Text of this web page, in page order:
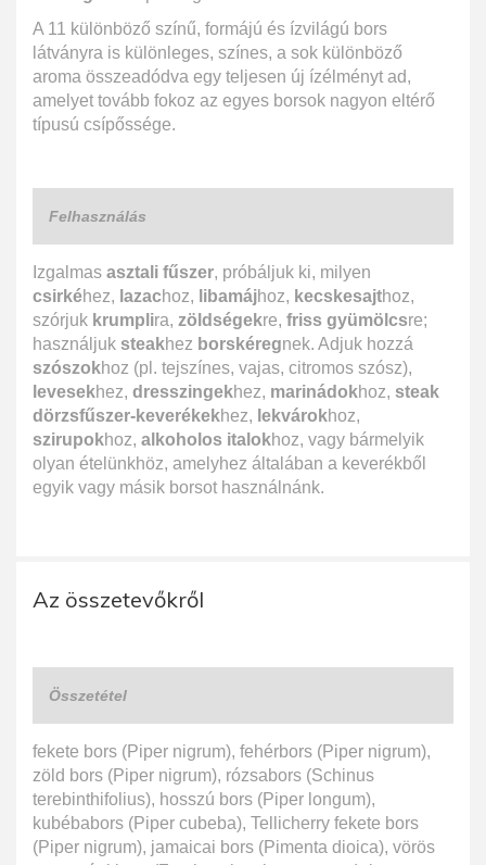
A 11 különböző színű, formájú és ízvilágú bors
látványra is különleges, színes, a sok különböző
aroma összeadódva egy teljesen új ízélményt ad,
amelyet tovább fokoz az egyes borsok nagyon eltérő
típusú csípőssége.
Felhasználás
Izgalmas asztali fűszer, próbáljuk ki, milyen
csirkéhez, lazachoz, libamájhoz, kecskesajthoz,
szórjuk krumplira, zöldségekre, friss gyümölcsre;
használjuk steakhez borskéregnek. Adjuk hozzá
szószokhoz (pl. tejszínes, vajas, citromos szósz),
levesekhez, dresszingekhez, marinádokhoz, steak
dörzsfűszer-keverékekhez, lekvárokhoz,
szirupokhoz, alkoholos italokhoz, vagy bármelyik
olyan ételünkhöz, amelyhez általában a keverékből
egyik vagy másik borsot használnánk.
Az összetevőkről
Összetétel
fekete bors (Piper nigrum), fehérbors (Piper nigrum),
zöld bors (Piper nigrum), rózsabors (Schinus
terebinthifolius), hosszú bors (Piper longum),
kubébabors (Piper cubeba), Tellicherry fekete bors
(Piper nigrum), jamaicai bors (Pimenta dioica), vörös